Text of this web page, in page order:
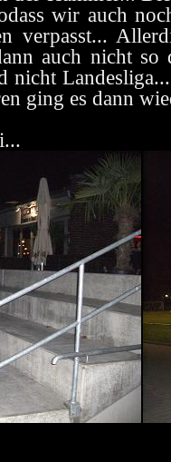
wir auch
verpasst...
auch nicht
nicht
ging es dann